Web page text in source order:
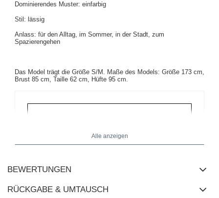
Dominierendes Muster: einfarbig
Stil: lässig
Anlass: für den Alltag, im Sommer, in der Stadt, zum
Spazierengehen
Das Model trägt die Größe S/M. Maße des Models: Größe 173 cm,
Brust 85 cm, Taille 62 cm, Hüfte 95 cm.
Alle anzeigen
BEWERTUNGEN
RÜCKGABE & UMTAUSCH